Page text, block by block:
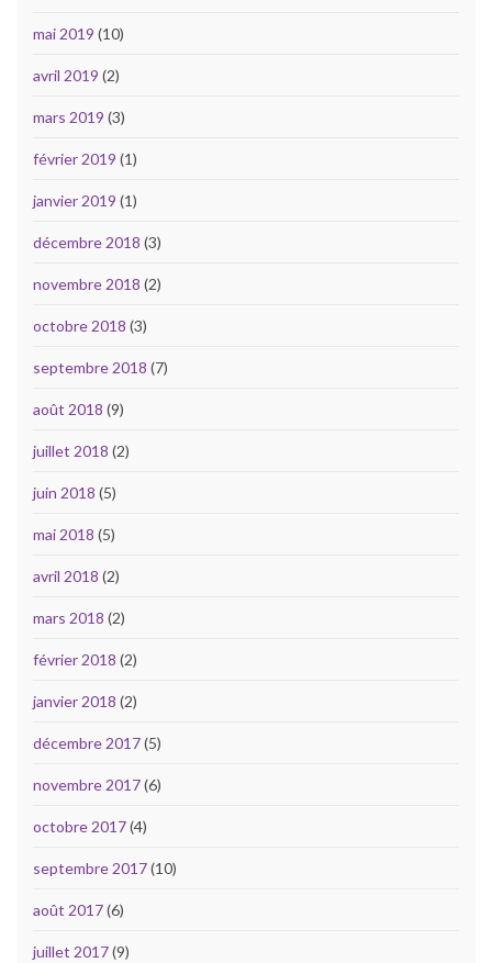
mai 2019 (10)
avril 2019 (2)
mars 2019 (3)
février 2019 (1)
janvier 2019 (1)
décembre 2018 (3)
novembre 2018 (2)
octobre 2018 (3)
septembre 2018 (7)
août 2018 (9)
juillet 2018 (2)
juin 2018 (5)
mai 2018 (5)
avril 2018 (2)
mars 2018 (2)
février 2018 (2)
janvier 2018 (2)
décembre 2017(5)
novembre 2017(6)
octobre 2017(4)
septembre 2017(10)
août 2017(6)
juillet 2017(9)